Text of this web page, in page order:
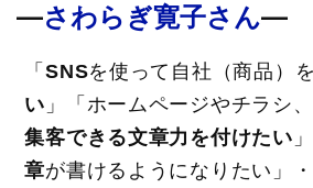
―さわらぎ寛子さん―
「SNSを使って自社（商品）を
い 」「ホームページやチラシ
集客できる文章力を付けたい
章が書けるようになりたい」